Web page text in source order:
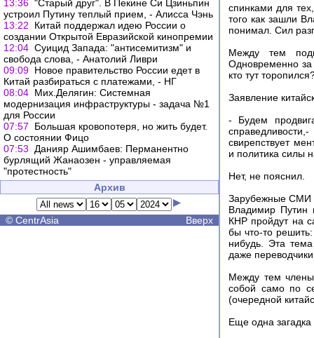
13:36 "Старый друг". В Пекине Си Цзиньпин
устроил Путину теплый прием, - Алисса Чэнь
13:22
Китай поддержал идею России о
создании Открытой Евразийской кинопремии
12:04 Суицид Запада: "антисемитизм" и
свобода слова, - Анатолий Ливри
09:09 Новое правительство России едет в
Китай разбираться с платежами, - НГ
08:04 Мих.Делягин: Системная
модернизация инфраструктуры - задача №1
для России
07:57
Большая кровопотеря, но жить будет.
О состоянии Фицо
07:53
Данияр Ашимбаев: Перманентно
бурлящий Жанаозен - управляемая
"протестность"
Архив
© CentrAsia Вверх
спинками для
того как зашли
понимал. Сил
Между тем
Одновременно
кто тут
Заявление
- Будем
свирепствует
и политика силы
Нет, не пояснил.
Зарубежные СМИ
Владимир Путин
КНР пройдут на
бы что-то
нибудь. Эта тема
даже
Между тем члены
собой само по
(очередной
Еще одна